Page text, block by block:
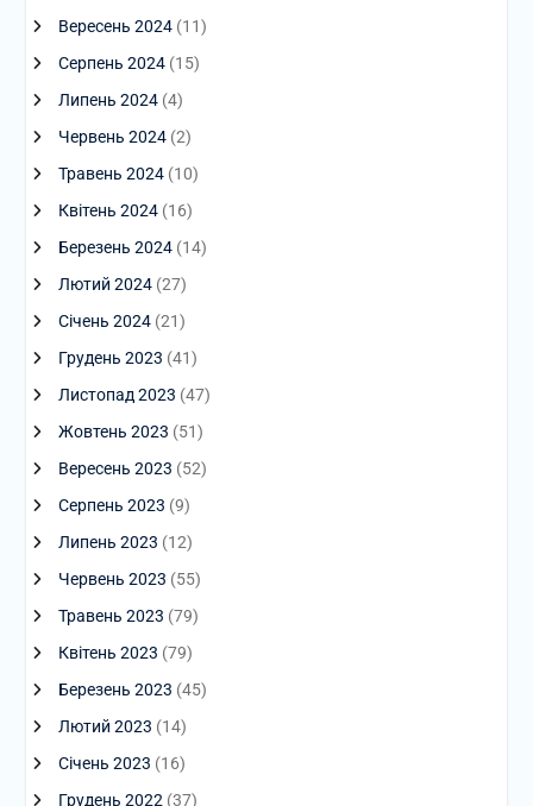
Вересень 2024(11)
Серпень 2024(15)
Липень 2024(4)
Червень 2024(2)
Травень 2024(10)
Квітень 2024(16)
Березень 2024(14)
Лютий 2024(27)
Січень 2024(21)
Грудень 2023 (41)
Листопад 2023 (47)
Жовтень 2023 (51)
Вересень 2023 (52)
Серпень 2023 (9)
Липень 2023 (12)
Червень 2023 (55)
Травень 2023 (79)
Квітень 2023 (79)
Березень 2023 (45)
Лютий 2023 (14)
Січень 2023 (16)
Грудень 2022 (37)